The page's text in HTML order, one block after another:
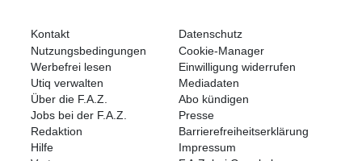
Kontakt
Datenschutz
Nutzungsbedingungen
Cookie-Manager
Werbefrei lesen
Einwilligung widerrufen
Utiq verwalten
Mediadaten
Über die F.A.Z.
Abo kündigen
Jobs bei der F.A.Z.
Presse
Redaktion
Barrierefreiheitserklärung
Hilfe
Impressum